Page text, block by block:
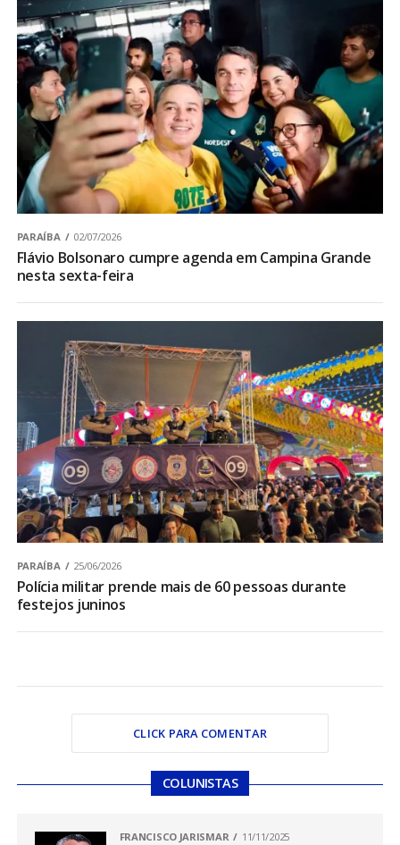
PARAÍBA 02/07/2026
Flávio Bolsonaro cumpre agenda em Campina Grande
nesta sexta-feira
PARAÍBA 25/06/2026
Polícia militar prende mais de 60 pessoas durante
festejos juninos
CLICK PARA COMENTAR
COLUNISTAS
FRANCISCO JARISMAR 11/11/2025